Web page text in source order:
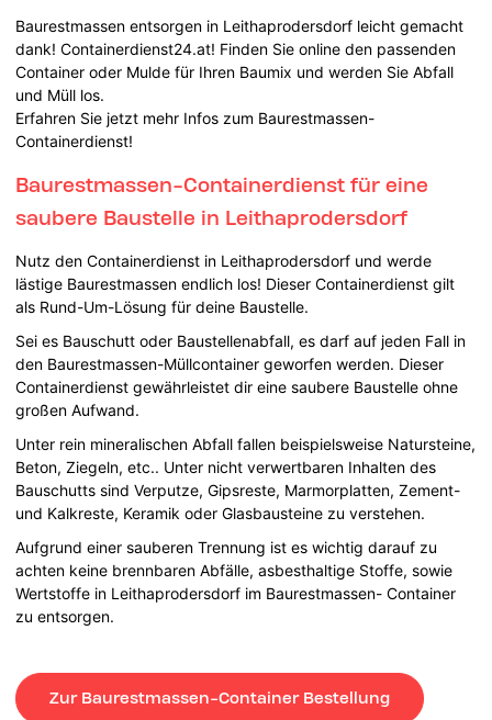
Baurestmassen entsorgen in Leithaprodersdorf leicht gemacht
dank! Containerdienst24.at! Finden Sie online den passenden
Container oder Mulde für Ihren Baumix und werden Sie Abfall
und Müll los.
Erfahren Sie jetzt mehr Infos zum Baurestmassen-
Containerdienst!
Baurestmassen-Containerdienst für eine
saubere Baustelle in Leithaprodersdorf
Nutz den Containerdienst in Leithaprodersdorf und werde
lästige Baurestmassen endlich los! Dieser Containerdienst gilt
als Rund-Um-Lösung für deine Baustelle.
Sei es Bauschutt oder Baustellenabfall, es darf auf jeden Fall in
den Baurestmassen-Müllcontainer geworfen werden. Dieser
Containerdienst gewährleistet dir eine saubere Baustelle ohne
großen Aufwand.
Unter rein mineralischen Abfall fallen beispielsweise Natursteine,
Beton, Ziegeln, etc.. Unter nicht verwertbaren Inhalten des
Bauschutts sind Verputze, Gipsreste, Marmorplatten, Zement-
und Kalkreste, Keramik oder Glasbausteine zu verstehen.
Aufgrund einer sauberen Trennung ist es wichtig darauf zu
achten keine brennbaren Abfälle, asbesthaltige Stoffe, sowie
Wertstoffe in Leithaprodersdorf im Baurestmassen- Container
zu entsorgen.
Zur Baurestmassen-Container Bestellung